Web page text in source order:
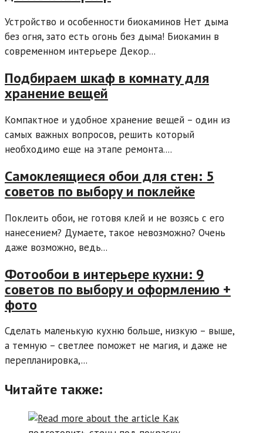
Устройство и особенности биокаминов Нет дыма
без огня, зато есть огонь без дыма! Биокамин в
современном интерьере Декор...
Подбираем шкаф в комнату для
хранение вещей
Компактное и удобное хранение вещей – один из
самых важных вопросов, решить который
необходимо еще на этапе ремонта....
Самоклеящиеся обои для стен: 5
советов по выбору и поклейке
Поклеить обои, не готовя клей и не возясь с его
нанесением? Думаете, такое невозможно? Очень
даже возможно, ведь...
Фотообои в интерьере кухни: 9
советов по выбору и оформлению +
фото
Сделать маленькую кухню больше, низкую – выше,
а темную – светлее поможет не магия, и даже не
перепланировка,...
Читайте также: